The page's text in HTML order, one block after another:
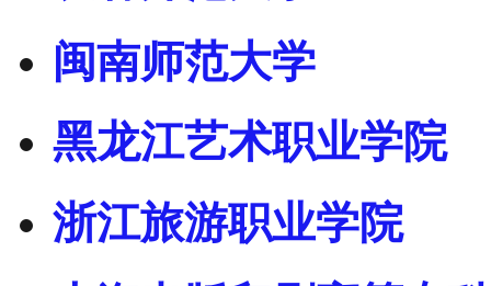
闽南师范大学
黑龙江艺术职业学院
浙江旅游职业学院